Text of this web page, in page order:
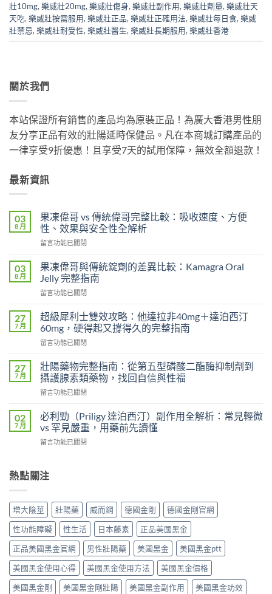
壯10mg, 樂威壯20mg, 樂威壯傷身, 樂威壯副作用, 樂威壯劑量, 樂威壯天
天吃, 樂威壯按需服用, 樂威壯正品, 樂威壯正確用法, 樂威壯每日食, 樂威
壯禁忌, 樂威壯耐受性, 樂威壯醫生, 樂威壯長期服用, 樂威壯香港
關於我們
本站保證所有銷售的產品均為原裝正品！為廣大香港男性朋
友分享正品有效的壯陽延時保健品。凡在本商城訂購產品的
一律享受9折優惠！且享受7天的試用保障，無效全額退款！
最新資訊
03
8 月
果凍偉哥 vs 傳統偉哥完整比較：吸收速度、方便
性、效果與安全性全解析
在
凍
偉
哥
vs
統
偉
完
比
較：
收
度、
方
便
果
與
全
性
全
解
析〉
中
留言功能已關閉
03
8 月
果凍偉哥與傳統錠劑的差異比較：Kamagra Oral
Jelly 完整指南
在
凍
偉
哥
與
統
錠
劑
的
異
比
Kamagra
完
南〉
中
留言功能已關閉
27
7 月
超級犀利士雙效攻略：他達拉非40mg＋達泊西汀
60mg，硬得起又撐得久的完整指南
在
級
犀
利
士
效
他
非
達
泊
西
汀
60mg，
硬
得
起
又
留言功能已關閉
27
7 月
壯陽藥物完整指南：從第五型磷酸二酯酶抑制劑到
攝護腺素類藥物，找回自信與性福
在
陽
藥
物
完
南：
五
型
磷
酸
二
酯
酶
抑
制
留言功能已關閉
02
7 月
必利勁（Priligy 達泊西汀）副作用全解析：常見輕微
vs 罕見嚴重，用藥前先讀懂
在
勁
（Priligy
泊
西
汀）
副
作
用
全
解
析：
留言功能已關閉
熱點關注
增大陰莖 壯陽藥 威而鋼 德國金剛
德國金剛官網
性功能障礙
性生活 日本藤素
正品美國黑金
正品美國黑金官網
男性壯陽藥 美國黑金
美國黑金ptt
美國黑金使用心得
美國黑金使用方法
美國黑金價格
美國黑金剛
美國黑金剛壯陽 美國黑金副作用 美國黑金功效